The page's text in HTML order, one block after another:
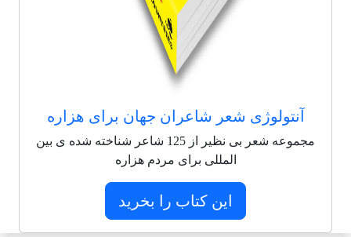
آنتولوژی شعر شاعران جهان برای هزاره
مجموعه شعر بی نظیر از 125 شاعر شناخته شده ی بین
المللی برای مردم هزاره
این کتاب را بخرید